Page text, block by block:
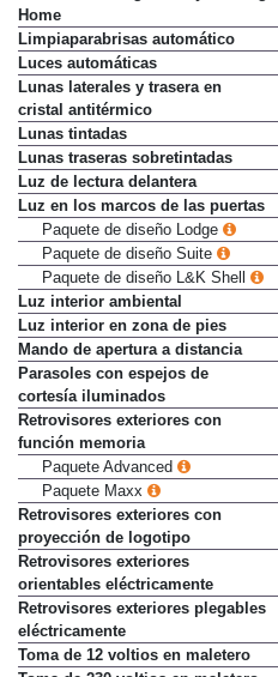
Función Coming Home y Leaving
Home
Limpiaparabrisas automático
Luces automáticas
Lunas laterales y trasera en
cristal antitérmico
Lunas tintadas
Lunas traseras sobretintadas
Luz de lectura delantera
Luz en los marcos de las puertas
Paquete de diseño Lodge
Paquete de diseño Suite
Paquete de diseño L&K Shell
Luz interior ambiental
Luz interior en zona de pies
Mando de apertura a distancia
Parasoles con espejos de
cortesía iluminados
Retrovisores exteriores con
función memoria
Paquete Advanced
Paquete Maxx
Retrovisores exteriores con
proyección de logotipo
Retrovisores exteriores
orientables eléctricamente
Retrovisores exteriores plegables
eléctricamente